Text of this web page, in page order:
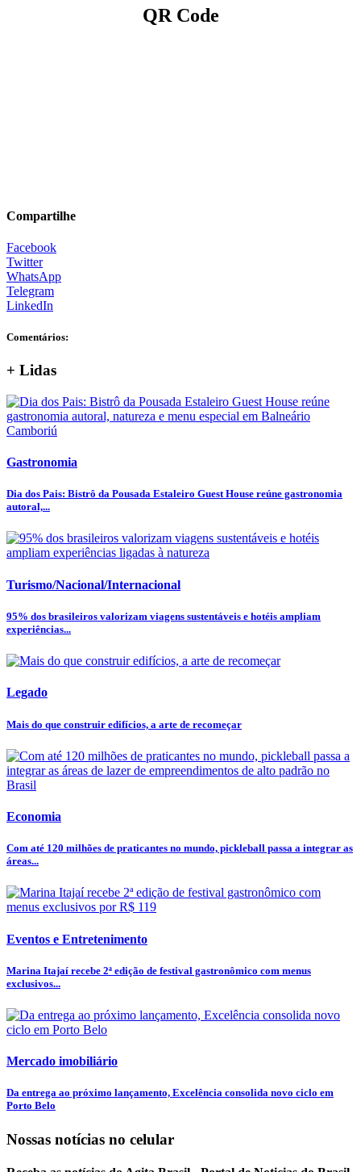
QR Code
Compartilhe
Facebook
Twitter
WhatsApp
Telegram
LinkedIn
Comentários:
+ Lidas
Gastronomia
Dia dos Pais: Bistrô da Pousada Estaleiro Guest House reúne gastronomia
autoral,...
Turismo/Nacional/Internacional
95% dos brasileiros valorizam viagens sustentáveis e hotéis ampliam
experiências...
Legado
Mais do que construir edifícios, a arte de recomeçar
Economia
Com até 120 milhões de praticantes no mundo, pickleball passa a integrar as
áreas...
Eventos e Entretenimento
Marina Itajaí recebe 2ª edição de festival gastronômico com menus
exclusivos...
Mercado imobiliário
Da entrega ao próximo lançamento, Excelência consolida novo ciclo em
Porto Belo
Nossas notícias no celular